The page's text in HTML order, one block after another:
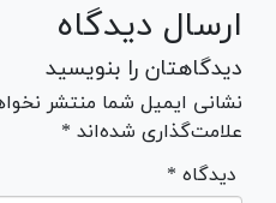
ارسال دیدگاه
دیدگاهتان را بنویسید
نشانی ایمیل شما منتشر
علامت‌گذاری شده‌اند *
* دیدگاه